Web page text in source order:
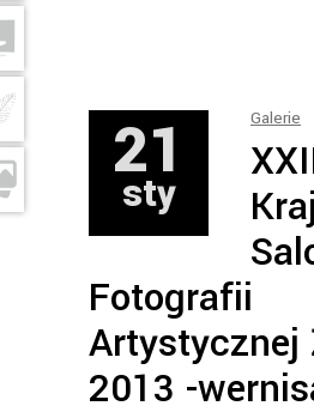
21
sty
Galerie
Fotografii
Artystycznej
2013 -